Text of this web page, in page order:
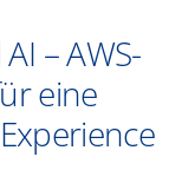
– AWS-
eine